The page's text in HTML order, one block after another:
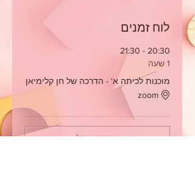
לוח זמנים
20:30 - 21:30
1 שעה
מוכנות לכיתה א' - הדרכה של חן קלימיאן
zoom
הציגו הכל